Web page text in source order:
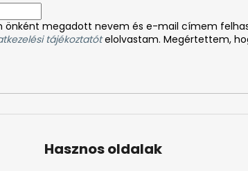
önként megadott nevem és e-mail címem
tájékoztatót elolvastam. Megértettem,
Hasznos oldalak